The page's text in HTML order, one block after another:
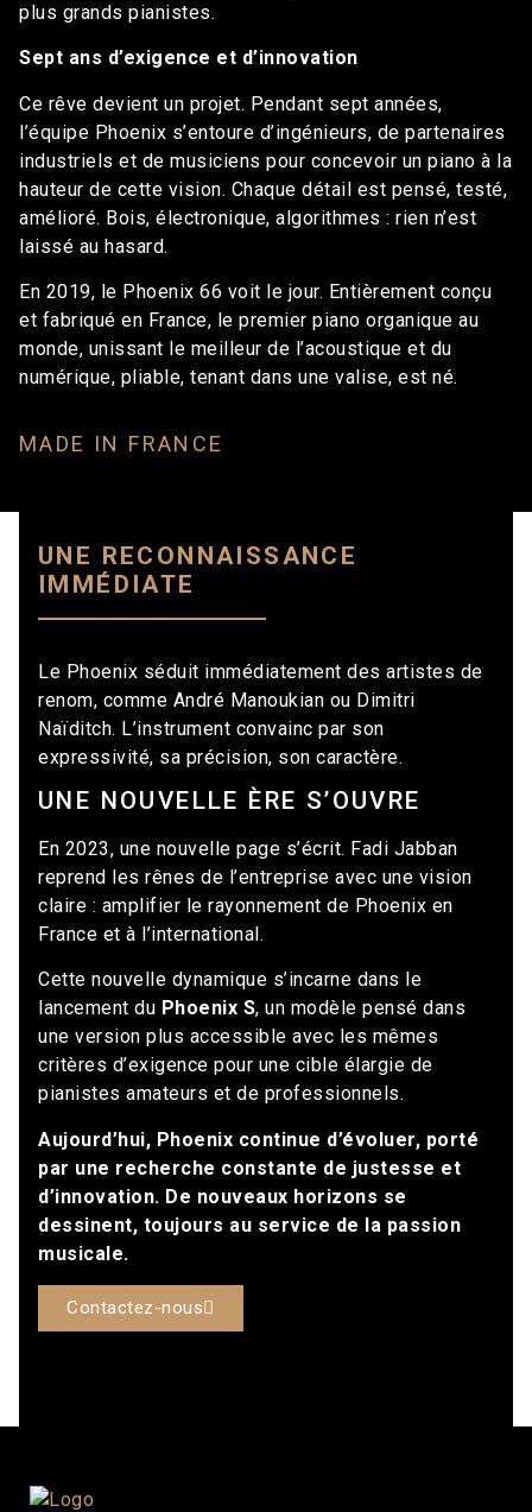
plus grands pianistes.
Sept ans d’exigence et d’innovation
Ce rêve devient un projet. Pendant sept années,
l’équipe Phoenix s’entoure d’ingénieurs, de partenaires
industriels et de musiciens pour concevoir un piano à la
hauteur de cette vision. Chaque détail est pensé, testé,
amélioré. Bois, électronique, algorithmes : rien n’est
laissé au hasard.
En 2019, le Phoenix 66 voit le jour. Entièrement conçu
et fabriqué en France, le premier piano organique au
monde, unissant le meilleur de l’acoustique et du
numérique, pliable, tenant dans une valise, est né.
MADE IN FRANCE
UNE RECONNAISSANCE
IMMÉDIATE
Le Phoenix séduit immédiatement des artistes de
renom, comme André Manoukian ou Dimitri
Naïditch. L’instrument convainc par son
expressivité, sa précision, son caractère.
UNE NOUVELLE ÈRE S’OUVRE
En 2023, une nouvelle page s’écrit. Fadi Jabban
reprend les rênes de l’entreprise avec une vision
claire : amplifier le rayonnement de Phoenix en
France et à l’international.
Cette nouvelle dynamique s’incarne dans le
lancement du Phoenix S, un modèle pensé dans
une version plus accessible avec les mêmes
critères d’exigence pour une cible élargie de
pianistes amateurs et de professionnels.
Aujourd’hui, Phoenix continue d’évoluer, porté
par une recherche constante de justesse et
d’innovation. De nouveaux horizons se
dessinent, toujours au service de la passion
musicale.
Contactez-nous